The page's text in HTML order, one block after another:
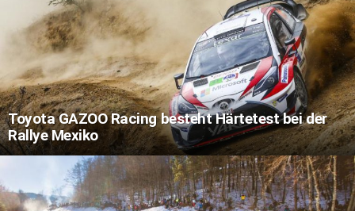
Toyota GAZOO Racing besteht Härtetest bei der
Rallye Mexiko